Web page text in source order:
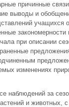
причинные
выводы и
учащихся
при описании
изменениях
наблюдений за
и животных,